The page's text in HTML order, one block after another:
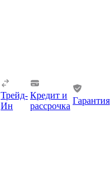
Трейд-
Ин
Кредит и
рассрочка
Гарантия